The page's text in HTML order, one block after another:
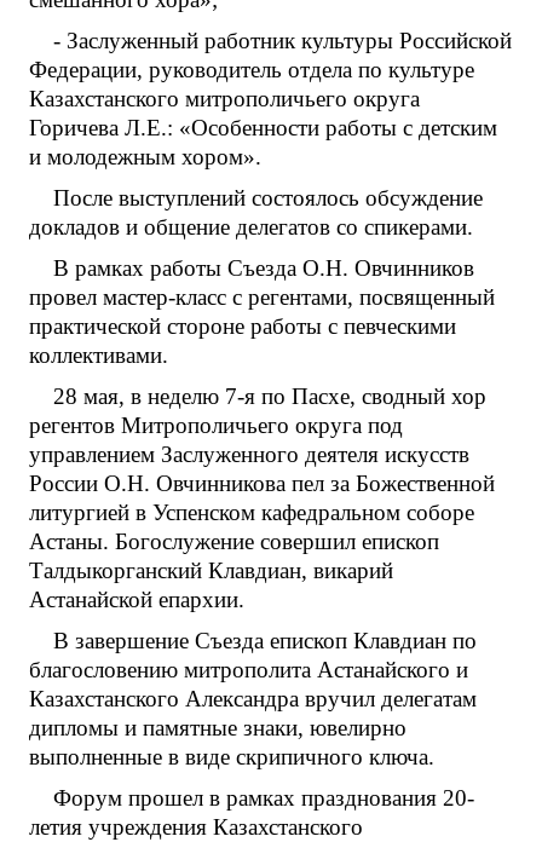
- Заслуженный работник культуры Российской
Федерации, руководитель отдела по культуре
Казахстанского митрополичьего округа
Горичева Л.Е.: «Особенности работы с детским
и молодежным хором».
После выступлений состоялось обсуждение
докладов и общение делегатов со спикерами.
В рамках работы Съезда О.Н. Овчинников
провел мастер-класс с регентами, посвященный
практической стороне работы с певческими
коллективами.
28 мая, в неделю 7-я по Пасхе, сводный хор
регентов Митрополичьего округа под
управлением Заслуженного деятеля искусств
России О.Н. Овчинникова пел за Божественной
литургией в Успенском кафедральном соборе
Астаны. Богослужение совершил епископ
Талдыкорганский Клавдиан, викарий
Астанайской епархии.
В завершение Съезда епископ Клавдиан по
благословению митрополита Астанайского и
Казахстанского Александра вручил делегатам
дипломы и памятные знаки, ювелирно
выполненные в виде скрипичного ключа.
Форум прошел в рамках празднования 20-
летия учреждения Казахстанского